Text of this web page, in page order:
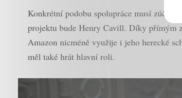
Konkrétní podobu spolupráce musí
projektu bude Henry Cavill. Díky přímým
Amazon nicméně využije i jeho herecké
měl také hrát hlavní roli.